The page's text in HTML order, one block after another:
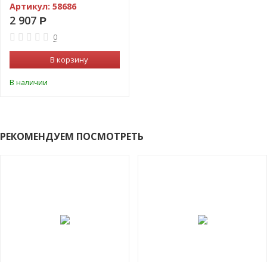
Артикул: 58686
2 907 Р
0
В корзину
В наличии
РЕКОМЕНДУЕМ ПОСМОТРЕТЬ